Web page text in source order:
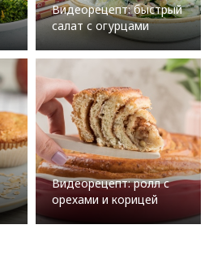
Видеорецепт: быстрый
салат с огурцами
Видеорецепт: ролл с
орехами и корицей